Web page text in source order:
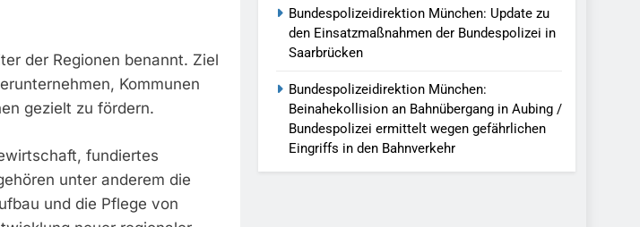
der Regionen benannt. Ziel
Kommunen
gezielt zu fördern.
fundiertes
unter anderem die
und die Pflege von
Bundespolizeidirektion München: Update zu
den Einsatzmaßnahmen der Bundespolizei in
Saarbrücken
Bundespolizeidirektion München:
Beinahekollision an Bahnübergang in Aubing /
Bundespolizei ermittelt wegen gefährlichen
Eingriffs in den Bahnverkehr